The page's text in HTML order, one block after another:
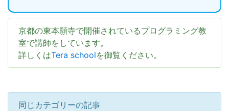
京都の東本願寺で開催されているプログラミング教
室で講師をしています。
詳しくはTera schoolを御覧ください。
同じカテゴリーの記事